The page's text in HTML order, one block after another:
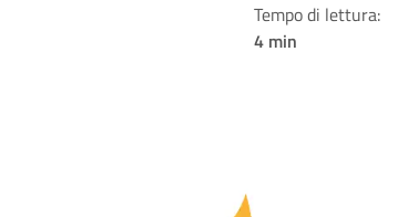
Tempo di lettura:
4 min